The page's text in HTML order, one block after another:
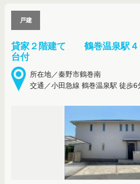
貸家２階建て 鶴巻温泉駅４
台付
所在地／秦野市鶴巻南
交通／小田急線 鶴巻温泉駅 徒歩6
戸建